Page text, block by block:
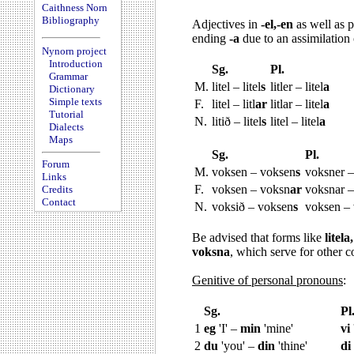
Caithness Norn
Bibliography
Nynorn project
Introduction
Grammar
Dictionary
Simple texts
Tutorial
Dialects
Maps
Forum
Links
Credits
Contact
Adjectives in -el,-en as well as
ending -a due to an
Sg.
Pl.
M. litel – litels litler – litela
F.
litel – litlar litlar – litela
N. litið – litels litel – litela
Sg.
Pl.
M. voksen – voksens voksner
F.
voksen – voksnar voksnar
N. voksið – voksens voksen –
Be advised that forms like
voksna, which serve for other
Genitive of personal pronouns:
Sg.
Pl.
1 eg 'I' – min 'mine' vi
2 du 'you' – din 'thine' di